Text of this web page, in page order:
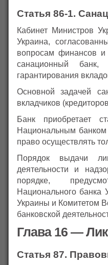
Статья 86-1.
Кабинет Министров
Украина,
вопросам финансов и
санационный
гарантирования
Основной задачей
вкладчиков
Банк приобретает
Национальным
право осуществлять
Порядок выдачи
деятельности и
порядке,
Национального банка
Украины и Комитетом
банковской
Глава 16 —
Статья 87.